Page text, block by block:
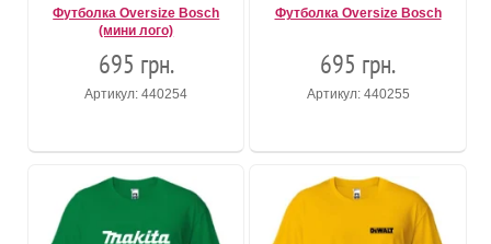
Футболка Oversize Bosch
(мини лого)
695 грн.
Артикул: 440254
Футболка Oversize Bosch
695 грн.
Артикул: 440255